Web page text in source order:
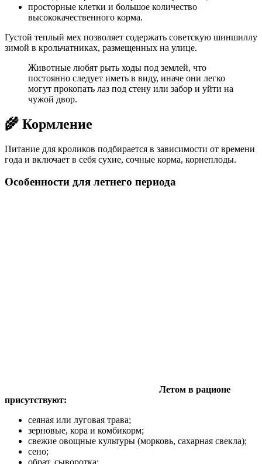
просторные клетки и большое количество
высококачественного корма.
Густой теплый мех позволяет содержать советскую шиншиллу
зимой в крольчатниках, размещенных на улице.
Животные любят рыть ходы под землей, что
постоянно следует иметь в виду, иначе они легко
могут прокопать лаз под стену или забор и уйти на
чужой двор.
🌾 Кормление
Питание для кроликов подбирается в зависимости от времени
года и включает в себя сухие, сочные корма, корнеплоды.
Особенности для летнего периода
Летом в рационе
присутствуют:
сеяная или луговая трава;
зерновые, кора и комбикорм;
свежие овощные культуры (морковь, сахарная свекла);
сено;
обрат, сыворотка;